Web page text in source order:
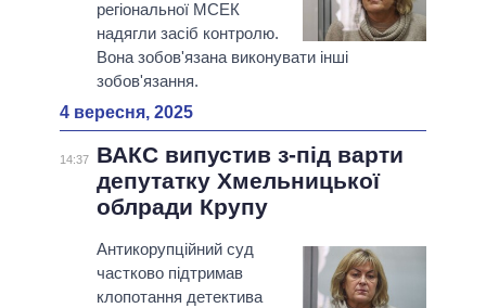
регіональної МСЕК
надягли засіб контролю.
Вона зобов'язана виконувати інші
зобов'язання.
4 вересня, 2025
14:37
ВАКС випустив з-під варти
депутатку Хмельницької
облради Крупу
Антикорупційний суд
частково підтримав
клопотання детектива